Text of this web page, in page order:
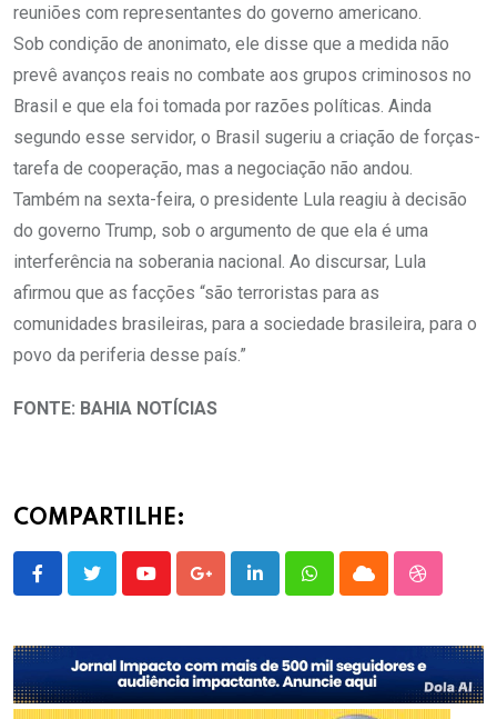
reuniões com representantes do governo americano.
Sob condição de anonimato, ele disse que a medida não
prevê avanços reais no combate aos grupos criminosos no
Brasil e que ela foi tomada por razões políticas. Ainda
segundo esse servidor, o Brasil sugeriu a criação de forças-
tarefa de cooperação, mas a negociação não andou.
Também na sexta-feira, o presidente Lula reagiu à decisão
do governo Trump, sob o argumento de que ela é uma
interferência na soberania nacional. Ao discursar, Lula
afirmou que as facções “são terroristas para as
comunidades brasileiras, para a sociedade brasileira, para o
povo da periferia desse país.”
FONTE: BAHIA NOTÍCIAS
COMPARTILHE:
YoutubeGoogle+LinkedInWhatsappCloud